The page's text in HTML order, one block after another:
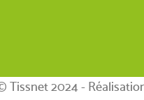
Tissnet 2024 -